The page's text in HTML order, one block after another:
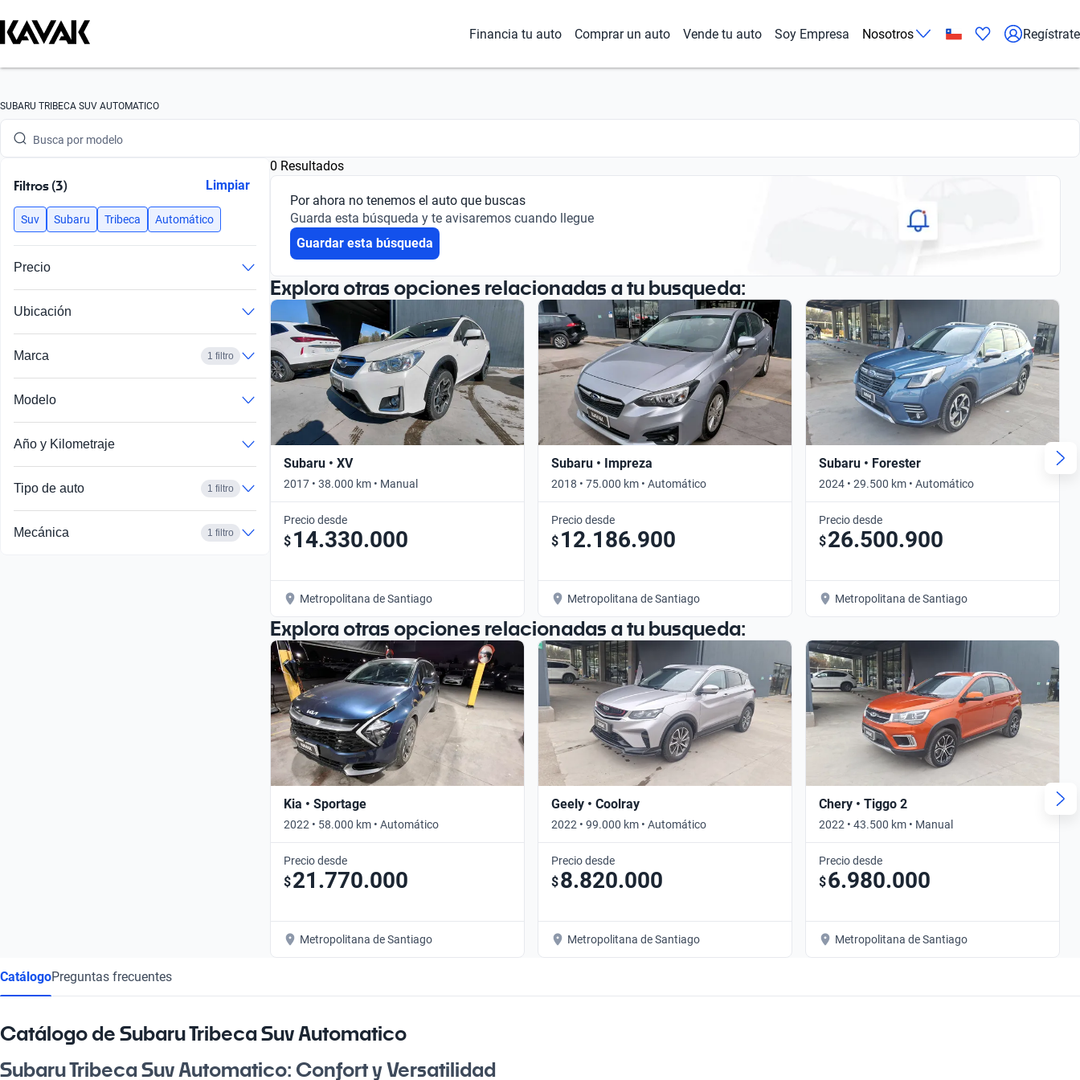
Financia tu auto Comprar un auto Vende tu auto Soy Empresa Nosotros Regístrate
SUBARU TRIBECA SUV AUTOMATICO
Busca por marca
Busca por modelo
Busca por año
Busca por marca
Busca por versión
Busca por año
Filtros (3) Limpiar
Suv Subaru Tribeca Automático
Precio
Ubicación
Marca 1 filtro
Modelo
Año y Kilometraje
Tipo de auto 1 filtro
Mecánica 1 filtro
0 Resultados
Por ahora no tenemos el auto que buscas
Guarda esta búsqueda y te avisaremos cuando llegue
Guardar esta búsqueda
Explora otras opciones relacionadas a tu busqueda:
Subaru • XV
2017 • 38.000 km • Manual
Precio desde
$ 14.330.000
Metropolitana de Santiago
Subaru • Impreza
2018 • 75.000 km • Automático
Precio desde
$ 12.186.900
Metropolitana de Santiago
Subaru • Forester
2024 • 29.500 km • Automático
Precio desde
$26.500.900
Metropolitana de Santiago
Explora otras opciones relacionadas a tu busqueda:
Kia • Sportage
2022 • 58.000 km • Automático
Precio desde
$21.770.000
Metropolitana de Santiago
Geely • Coolray
2022 • 99.000 km • Automático
Precio desde
$8.820.000
Metropolitana de Santiago
Chery • Tiggo 2
2022 • 43.500 km • Manual
Precio desde
$6.980.000
Metropolitana de Santiago
CatálogoPreguntas frecuentes
Catálogo de Subaru Tribeca Suv Automatico
Subaru Tribeca Suv Automatico: Confort y Versatilidad